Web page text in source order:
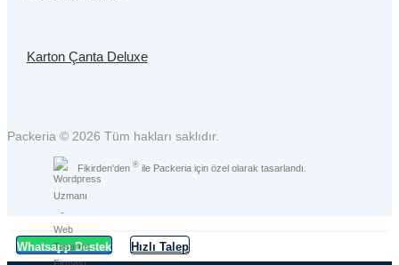
Karton Çanta Deluxe
Packeria © 2026 Tüm hakları saklıdır.
Fikirden'den® ile Packeria için özel olarak tasarlandı.
Whatsapp Destek Hızlı Talep